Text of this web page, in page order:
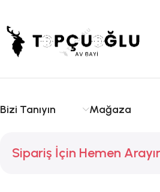
sunuyoruz. Avcılıkta kalite, güvenlik
Av sizinle!
Bizi Tanıyın Mağaza
Sipariş İçin Hemen